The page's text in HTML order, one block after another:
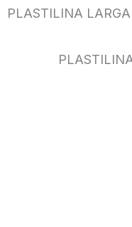
PLASTILINA